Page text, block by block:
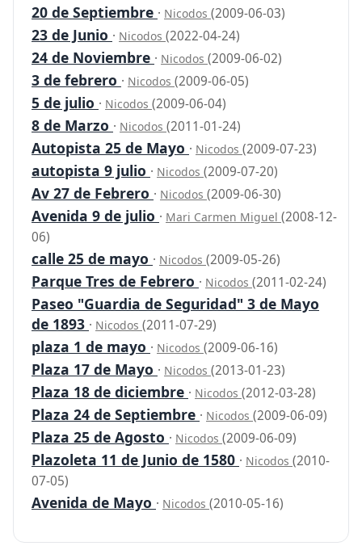
20 de Septiembre · Nicodos (2009-06-03)
23 de Junio · Nicodos (2022-04-24)
24 de Noviembre · Nicodos (2009-06-02)
3 de febrero · Nicodos (2009-06-05)
5 de julio · Nicodos (2009-06-04)
8 de Marzo · Nicodos (2011-01-24)
Autopista 25 de Mayo · Nicodos (2009-07-23)
autopista 9 julio · Nicodos (2009-07-20)
Av 27 de Febrero · Nicodos (2009-06-30)
Avenida 9 de julio · Mari Carmen Miguel (2008-12-
06)
calle 25 de mayo · Nicodos (2009-05-26)
Parque Tres de Febrero · Nicodos (2011-02-24)
Paseo "Guardia de Seguridad" 3 de Mayo
de 1893 · Nicodos (2011-07-29)
plaza 1 de mayo · Nicodos (2009-06-16)
Plaza 17 de Mayo · Nicodos (2013-01-23)
Plaza 18 de diciembre · Nicodos (2012-03-28)
Plaza 24 de Septiembre · Nicodos (2009-06-09)
Plaza 25 de Agosto · Nicodos (2009-06-09)
Plazoleta 11 de Junio de 1580 · Nicodos (2010-
07-05)
Avenida de Mayo · Nicodos (2010-05-16)